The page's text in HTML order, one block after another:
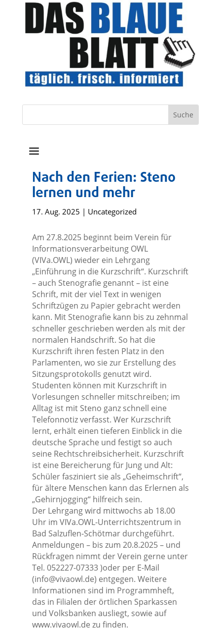
a
Nach den Ferien: Steno
lernen und mehr
17. Aug. 2025 | Uncategorized
Am 27.8.2025 beginnt beim Verein für
Informationsverarbeitung OWL
(VIVa.OWL) wieder ein Lehrgang
„Einführung in die Kurzschrift“. Kurzschrift
– auch Stenografie genannt – ist eine
Schrift, mit der viel Text in wenigen
Schriftzügen zu Papier gebracht werden
kann. Mit Stenografie kann bis zu zehnmal
schneller geschrieben werden als mit der
normalen Handschrift. So hat die
Kurzschrift ihren festen Platz in den
Parlamenten, wo sie zur Erstellung des
Sitzungsprotokolls genutzt wird.
Studenten können mit Kurzschrift in
Vorlesungen schneller mitschreiben; im
Alltag ist mit Steno ganz schnell eine
Telefonnotiz verfasst. Wer Kurzschrift
lernt, erhält einen tieferen Einblick in die
deutsche Sprache und festigt so auch
seine Rechtschreibsicherheit. Kurzschrift
ist eine Bereicherung für Jung und Alt:
Schüler fasziniert sie als „Geheimschrift“,
für ältere Menschen kann das Erlernen als
„Gehirnjogging“ hilfreich sein.
Der Lehrgang wird mittwochs ab 18.00
Uhr im VIVa.OWL-Unterrichtszentrum in
Bad Salzuflen-Schötmar durchgeführt.
Anmeldungen – bis zum 20.8.2025 – und
Rückfragen nimmt der Verein gerne unter
Tel. 052227-07333 )oder per E-Mail
(info@vivaowl.de) entgegen. Weitere
Informationen sind im Programmheft,
das in Filialen der örtlichen Sparkassen
und Volksbanken ausliegt, sowie auf
www.vivaowl.de zu finden.